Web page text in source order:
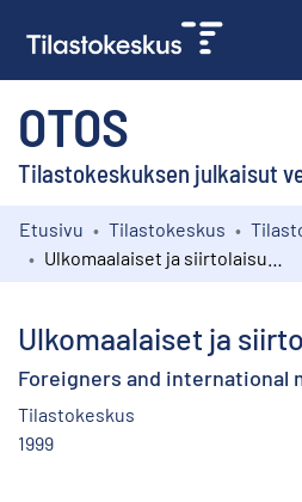
OTOS
Tilastokeskuksen julkaisut
Kokoelmat
Etusivu Tilastokeskus
Ulkomaalaiset ja
Foreigners and international
Tilastokeskus
1999